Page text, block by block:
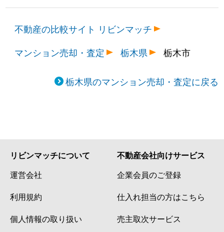
不動産の比較サイト リビンマッチ
マンション売却・査定
栃木県 栃木市
栃木県のマンション売却・査定に戻る
リビンマッチについて
運営会社
利用規約
個人情報の取り扱い
不動産会社向けサービス
企業会員のご登録
仕入れ担当の方はこちら
売主取次サービス